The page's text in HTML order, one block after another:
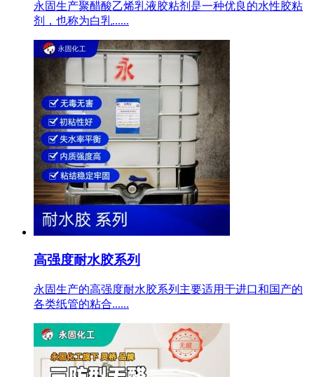
永固生产聚醋酸乙烯乳液胶粘剂是一种优良的水性胶粘
剂，也称为白乳......
高强度耐水胶系列
永固生产的高强度耐水胶系列主要适用于进口和国产的
各类纸管的粘合......